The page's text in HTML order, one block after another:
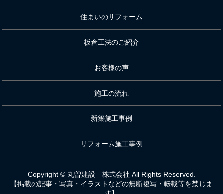
住まいのリフォーム
板倉工法のご紹介
お客様の声
施工の流れ
新築施工事例
リフォーム施工事例
Copyright © 丸曽建設 株式会社 All Rights Reserved.
【掲載の記事・写真・イラストなどの無断複写・転載等を禁じま